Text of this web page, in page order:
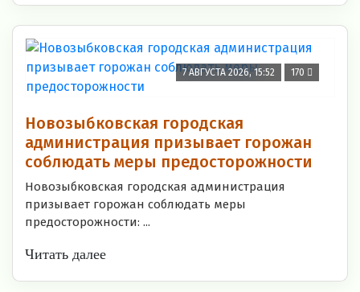
7 АВГУСТА 2026, 15:52 170
Новозыбковская городская
администрация призывает горожан
соблюдать меры предосторожности
Новозыбковская городская администрация
призывает горожан соблюдать меры
предосторожности: ...
Читать далее